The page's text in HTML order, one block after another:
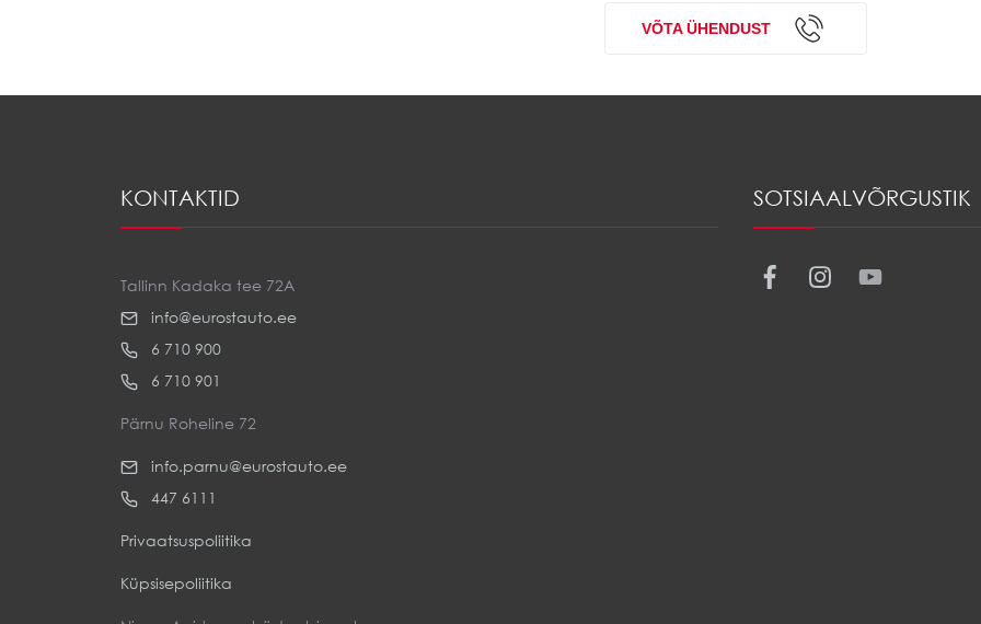
VÕTA ÜHENDUST
KONTAKTID
Tallinn Kadaka tee 72A
info@eurostauto.ee
6 710 900
6 710 901
Pärnu Roheline 72
info.parnu@eurostauto.ee
447 6111
Privaatsuspoliitika
Küpsisepoliitika
SOTSIAALVÕRGUSTIK
Facebook